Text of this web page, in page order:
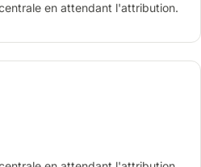
en attendant l'attribution.